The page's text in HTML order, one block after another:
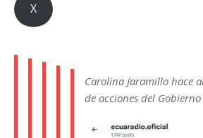
X
Carolina Jaramillo hace
de acciones del